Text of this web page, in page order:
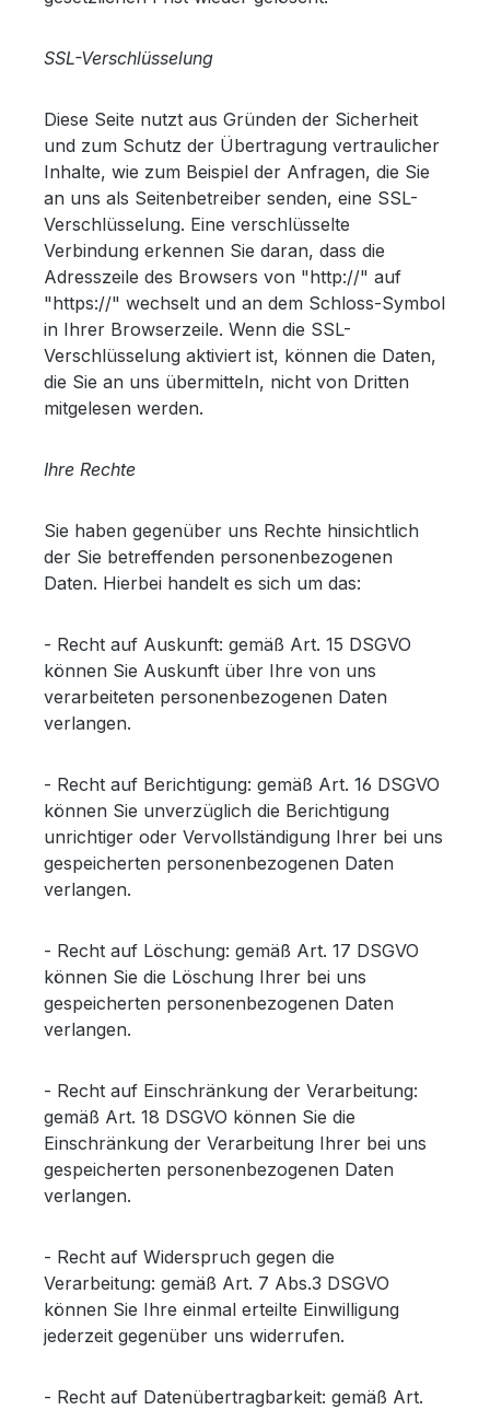
SSL-Verschlüsselung
Diese Seite nutzt aus Gründen der Sicherheit
und zum Schutz der Übertragung vertraulicher
Inhalte, wie zum Beispiel der Anfragen, die Sie
an uns als Seitenbetreiber senden, eine SSL-
Verschlüsselung. Eine verschlüsselte
Verbindung erkennen Sie daran, dass die
Adresszeile des Browsers von "http://" auf
"https://" wechselt und an dem Schloss-Symbol
in Ihrer Browserzeile. Wenn die SSL-
Verschlüsselung aktiviert ist, können die Daten,
die Sie an uns übermitteln, nicht von Dritten
mitgelesen werden.
Ihre Rechte
Sie haben gegenüber uns Rechte hinsichtlich
der Sie betreffenden personenbezogenen
Daten. Hierbei handelt es sich um das:
- Recht auf Auskunft: gemäß Art. 15 DSGVO
können Sie Auskunft über Ihre von uns
verarbeiteten personenbezogenen Daten
verlangen.
- Recht auf Berichtigung: gemäß Art. 16 DSGVO
können Sie unverzüglich die Berichtigung
unrichtiger oder Vervollständigung Ihrer bei uns
gespeicherten personenbezogenen Daten
verlangen.
- Recht auf Löschung: gemäß Art. 17 DSGVO
können Sie die Löschung Ihrer bei uns
gespeicherten personenbezogenen Daten
verlangen.
- Recht auf Einschränkung der Verarbeitung:
gemäß Art. 18 DSGVO können Sie die
Einschränkung der Verarbeitung Ihrer bei uns
gespeicherten personenbezogenen Daten
verlangen.
- Recht auf Widerspruch gegen die
Verarbeitung: gemäß Art. 7 Abs.3 DSGVO
können Sie Ihre einmal erteilte Einwilligung
jederzeit gegenüber uns widerrufen.
- Recht auf Datenübertragbarkeit: gemäß Art.